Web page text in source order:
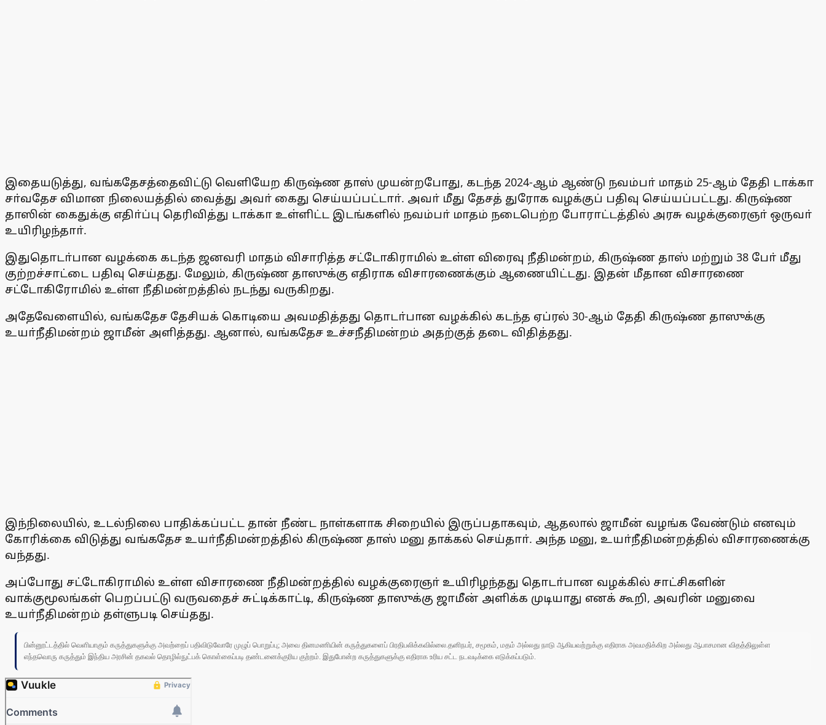
இதையடுத்து, வங்கதேசத்தைவிட்டு வெளியேற கிருஷ்ண தாஸ் முயன்றபோது, கடந்த 2024-ஆம் ஆண்டு நவம்பா் மாதம் 25-ஆம் தேதி டாக்கா
சா்வதேச விமான நிலையத்தில் வைத்து அவா் கைது செய்யப்பட்டாா். அவா் மீது தேசத் துரோக வழக்குப் பதிவு செய்யப்பட்டது. கிருஷ்ண
தாஸின் கைதுக்கு எதிா்ப்பு தெரிவித்து டாக்கா உள்ளிட்ட இடங்களில் நவம்பா் மாதம் நடைபெற்ற போராட்டத்தில் அரசு வழக்குரைஞா் ஒருவா்
உயிரிழந்தாா்.
இதுதொடா்பான வழக்கை கடந்த ஜனவரி மாதம் விசாரித்த சட்டோகிராமில் உள்ள விரைவு நீதிமன்றம், கிருஷ்ண தாஸ் மற்றும் 38 போ் மீது
குற்றச்சாட்டை பதிவு செய்தது. மேலும், கிருஷ்ண தாஸுக்கு எதிராக விசாரணைக்கும் ஆணையிட்டது. இதன் மீதான விசாரணை
சட்டோகிரோமில் உள்ள நீதிமன்றத்தில் நடந்து வருகிறது.
அதேவேளையில், வங்கதேச தேசியக் கொடியை அவமதித்தது தொடா்பான வழக்கில் கடந்த ஏப்ரல் 30-ஆம் தேதி கிருஷ்ண தாஸுக்கு
உயா்நீதிமன்றம் ஜாமீன் அளித்தது. ஆனால், வங்கதேச உச்சநீதிமன்றம் அதற்குத் தடை விதித்தது.
இந்நிலையில், உடல்நிலை பாதிக்கப்பட்ட தான் நீண்ட நாள்களாக சிறையில் இருப்பதாகவும், ஆதலால் ஜாமீன் வழங்க வேண்டும் எனவும்
கோரிக்கை விடுத்து வங்கதேச உயா்நீதிமன்றத்தில் கிருஷ்ண தாஸ் மனு தாக்கல் செய்தாா். அந்த மனு, உயா்நீதிமன்றத்தில் விசாரணைக்கு
வந்தது.
அப்போது சட்டோகிராமில் உள்ள விசாரணை நீதிமன்றத்தில் வழக்குரைஞா் உயிரிழந்தது தொடா்பான வழக்கில் சாட்சிகளின்
வாக்குமூலங்கள் பெறப்பட்டு வருவதைச் சுட்டிக்காட்டி, கிருஷ்ண தாஸுக்கு ஜாமீன் அளிக்க முடியாது எனக் கூறி, அவரின் மனுவை
உயா்நீதிமன்றம் தள்ளுபடி செய்தது.
பின்னூட்டத்தில் வெளியாகும் கருத்துகளுக்கு அவற்றைப் பதிவிடுவோரே முழுப் பொறுப்பு; அவை தினமணியின் கருத்துகளைப் பிரதிபலிக்கவில்லை.தனிநபர், சமூகம், மதம் அல்லது நாடு ஆகியவற்றுக்கு எதிராக அவமதிக்கிற அல்லது ஆபாசமான விதத்திலுள்ள
எந்தவொரு கருத்தும் இந்திய அரசின் தகவல் தொழில்நுட்பக் கொள்கைப்படி தண்டனைக்குரிய குற்றம். இதுபோன்ற கருத்துகளுக்கு எதிராக உரிய சட்ட நடவடிக்கை எடுக்கப்படும்.